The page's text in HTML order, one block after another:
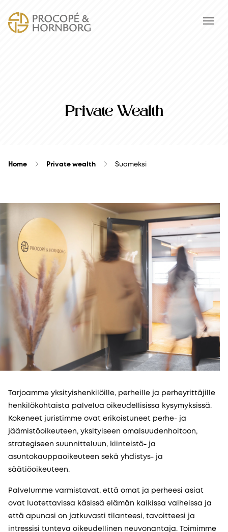
Private Wealth
Home Private wealth Suomeksi
Tarjoamme yksityishenkilöille, perheille ja perheyrittäjille
henkilökohtaista palvelua oikeudellisissa kysymyksissä.
Kokeneet juristimme ovat erikoistuneet perhe- ja
jäämistöoikeuteen, yksityiseen omaisuudenhoitoon,
strategiseen suunnitteluun, kiinteistö- ja
asuntokauppaoikeuteen sekä yhdistys- ja
säätiöoikeuteen.
Palvelumme varmistavat, että omat ja perheesi asiat
ovat luotettavissa käsissä elämän kaikissa vaiheissa ja
että apunasi on jatkuvasti tilanteesi, tavoitteesi ja
intressisi tunteva oikeudellinen neuvonantaja. Toimimme